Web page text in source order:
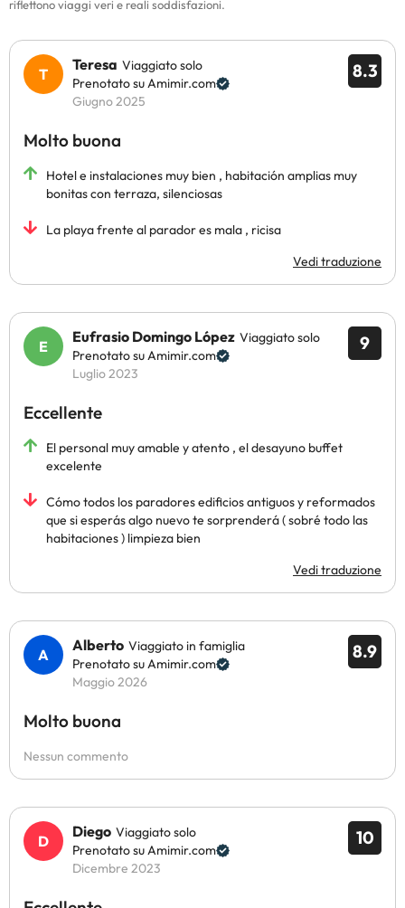
riflettono viaggi veri e reali soddisfazioni.
8.3
Teresa Viaggiato solo
Prenotato su Amimir.com
Giugno 2025
Molto buona
Hotel e instalaciones muy bien , habitación amplias muy
bonitas con terraza, silenciosas
La playa frente al parador es mala , ricisa
Vedi traduzione
9
Eufrasio Domingo López Viaggiato solo
Prenotato su Amimir.com
Luglio 2023
Eccellente
El personal muy amable y atento , el desayuno buffet
excelente
Cómo todos los paradores edificios antiguos y reformados
que si esperás algo nuevo te sorprenderá ( sobré todo las
habitaciones ) limpieza bien
Vedi traduzione
8.9
Alberto Viaggiato in famiglia
Prenotato su Amimir.com
Maggio 2026
Molto buona
Nessun commento
10
Diego Viaggiato solo
Prenotato su Amimir.com
Dicembre 2023